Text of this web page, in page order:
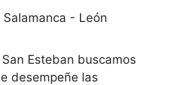
- León
Esteban buscamos
desempeñe las